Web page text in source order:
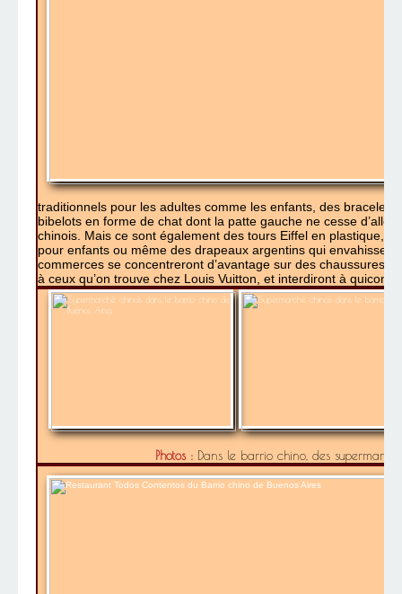
traditionnels pour les adultes comme les enfants, des
bibelots en forme de chat dont la patte gauche ne cesse
chinois. Mais ce sont également des tours Eiffel en plastique,
pour enfants ou même des drapeaux argentins qui
commerces se concentreront d’avantage sur des chaussures
à ceux qu’on trouve chez Louis Vuitton, et interdiront à
Photos :Dans le barrio chino, des